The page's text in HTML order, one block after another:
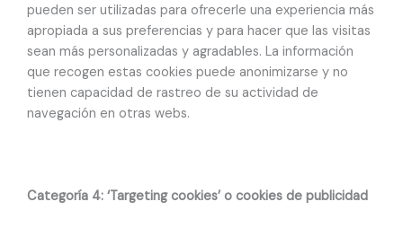
pueden ser utilizadas para ofrecerle una experiencia más
apropiada a sus preferencias y para hacer que las visitas
sean más personalizadas y agradables. La información
que recogen estas cookies puede anonimizarse y no
tienen capacidad de rastreo de su actividad de
navegación en otras webs.
Categoría 4: ‘Targeting cookies’ o cookies de publicidad